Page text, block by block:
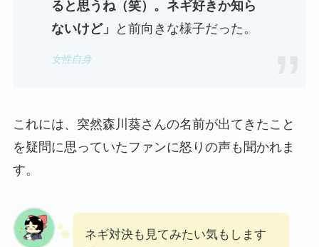
ると思うね（笑）。ネギ好きか知ら
ないけど」
と前向きな様子だった。
女性自身
これには、突然森川葵さんの名前が出てきたこと
を疑問に思っていたファンに怒りの声も聞かれま
す。
ネギ対決も見てみたい気もします